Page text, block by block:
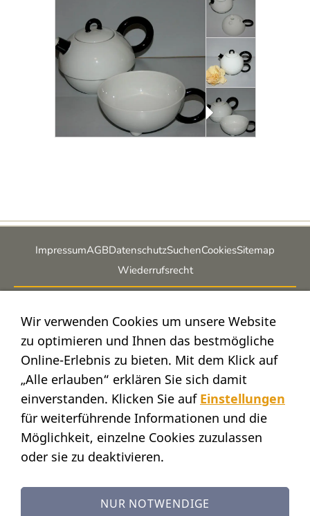
ImpressumAGBDatenschutzSuchenCookiesSitemap
Wiederrufsrecht
Nostalgie- & Geschenk Shop
Maja Schmid
Luzernerstr. 14
CH-6353 Weggis
SHOWROOM
Calendariaweg 1
CH-6405 Immensee
Wir verwenden Cookies um unsere Website
zu optimieren und Ihnen das bestmögliche
Online-Erlebnis zu bieten. Mit dem Klick auf
„Alle erlauben“ erklären Sie sich damit
einverstanden. Klicken Sie auf Einstellungen
für weiterführende Informationen und die
Möglichkeit, einzelne Cookies zuzulassen
oder sie zu deaktivieren.
NUR NOTWENDIGE